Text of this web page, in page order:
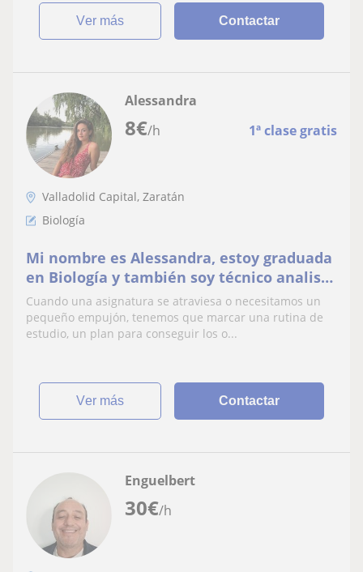
ver más Contactar
8€/h 1ª clase gratis
Alessandra
Valladolid Capital, Zaratán
Biología
Mi nombre es Alessandra, estoy graduada
en Biología y también soy técnico analista
de laboratorio clínico y biomédico.
Ofrezco clases de apoyo a estudiantes de
primaria, ESO, bachillerato, entre otros
Cuando una asignatura se atraviesa o necesitamos un
pequeño empujón, tenemos que marcar una rutina de
estudio, un plan para conseguir los o...
ver más Contactar
30€/h
Enguelbert